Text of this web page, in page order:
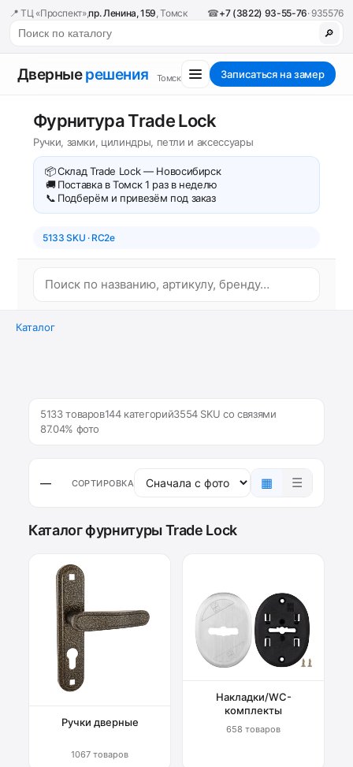
📍 ТЦ «Проспект»,пр. Ленина, 159, Томск ☎+7 (3822) 93-55-76· 935576
🔎
Дверныерешения Томск Записаться на замер
Фурнитура Trade Lock
Ручки, замки, цилиндры, петли и аксессуары
📦Склад Trade Lock — Новосибирск
🚚 Поставка в Томск 1 раз в неделю
📞 Подберём и привезём под заказ
5133 SKU · RC2e
Каталог
5133 товаров144 категорий3554 SKU со связями
87.04% фото
— СОРТИРОВКА ▦ ☰
Каталог фурнитуры Trade Lock
Ручки дверные
1067 товаров
Накладки/WC-
комплекты
658 товаров